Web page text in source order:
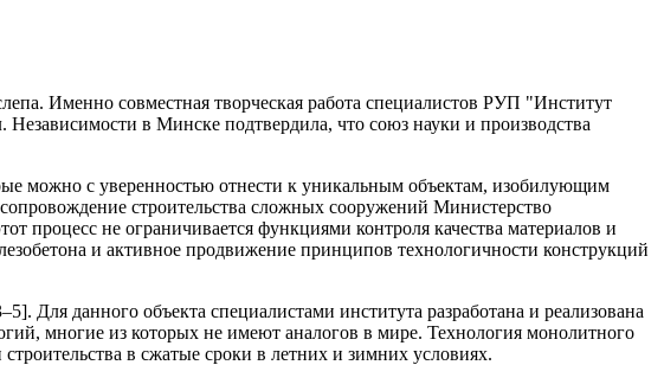
Именно совместная творческая работа специалистов РУП "Институт
в Минске подтвердила, что союз науки и производства
можно с уверенностью отнести к уникальным объектам, изобилующим
строительства сложных сооружений Министерство
не ограничивается функциями контроля качества материалов и
и активное продвижение принципов технологичности конструкций
Для данного объекта специалистами института разработана и реализована
многие из которых не имеют аналогов в мире. Технология монолитного
в сжатые сроки в летних и зимних условиях.